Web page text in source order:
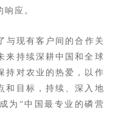
应。
与现有客户间的合作关
来持续深耕中国和全球
持对农业的热爱，以作
和目标，持续、深入地
为“中国最专业的磷营